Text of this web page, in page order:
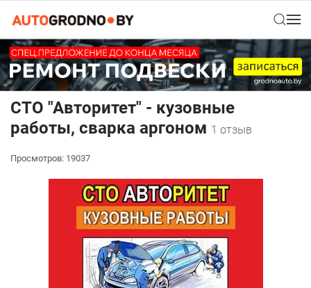
СТО "Авторитет" - кузовные
работы, сварка аргоном 1 отзыв
Просмотров: 19037